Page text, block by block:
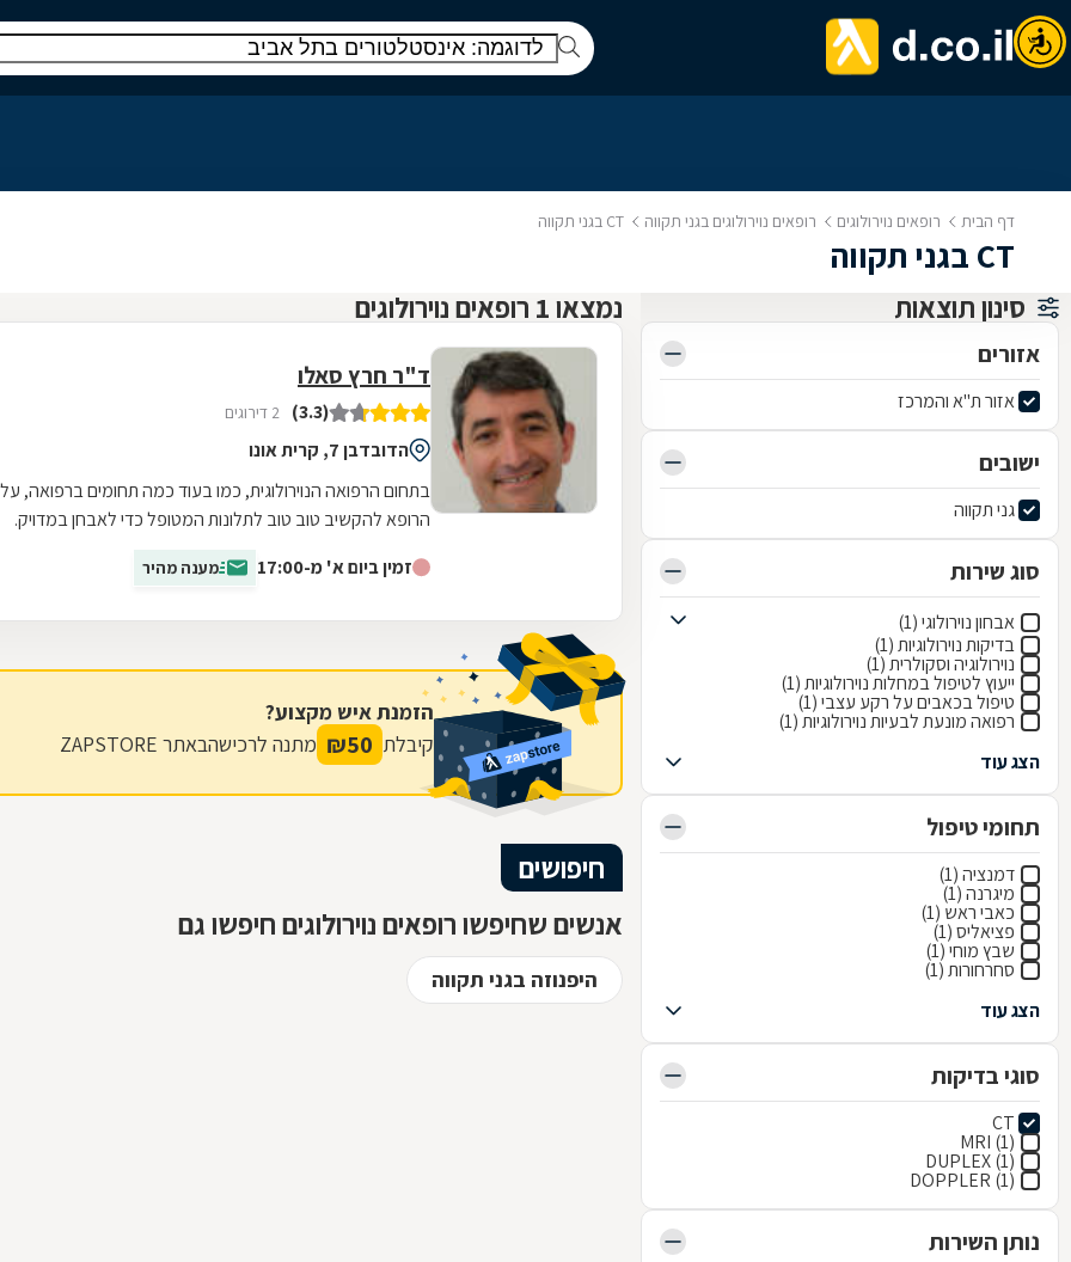
דף הבית רופאים נוירולוגים רופאים נוירולוגים בגני תקווה CT בגני תקווה
CT בגני תקווה
סינון תוצאות
אזורים
אזור ת"א והמרכז
ישובים
גני תקווה
סוג שירות
אבחון נוירולוגי (1)
בדיקות נוירולוגיות (1)
נוירולוגיה וסקולרית (1)
ייעוץ לטיפול במחלות נוירולוגיות (1)
טיפול בכאבים על רקע עצבי (1)
רפואה מונעת לבעיות נוירולוגיות (1)
הצג עוד
תחומי טיפול
דמנציה (1)
מיגרנה (1)
כאבי ראש (1)
פציאליס (1)
שבץ מוחי (1)
סחרחורות (1)
הצג עוד
סוגי בדיקות
CT
MRI (1)
DUPLEX (1)
DOPPLER (1)
נותן השירות
נמצאו 1 רופאים נוירולוגים
ד"ר חרץ סאלו
(3.3) 2 דירוגים
הדובדבן 7, קרית אונו
בתחום הרפואה הנוירולוגית, כמו בעוד כמה תחומים ברפואה, על
הרופא להקשיב טוב טוב לתלונות המטופל כדי לאבחן במדויק.
זמין ביום א' מ-17:00 מענה מהיר
הזמנת איש מקצוע?
קיבלת 50
₪ מתנה לרכישהבאתר ZAPSTORE
חיפושים
אנשים שחיפשו רופאים נוירולוגים חיפשו גם
היפנוזה בגני תקווה